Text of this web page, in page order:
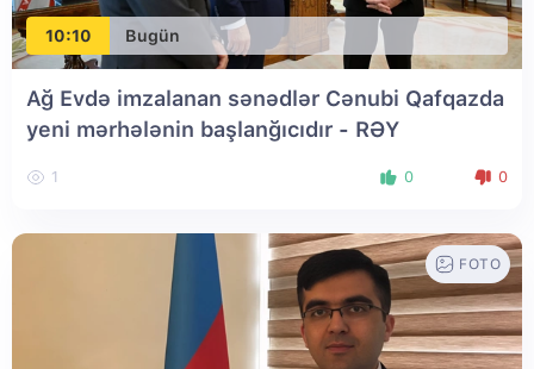
10:10 Bugün
Ağ Evdə imzalanan sənədlər Cənubi Qafqazda
yeni mərhələnin başlanğıcıdır - RƏY
1 0 0
FOTO